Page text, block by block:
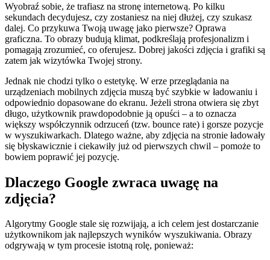
Wyobraź sobie, że trafiasz na stronę internetową. Po kilku
sekundach decydujesz, czy zostaniesz na niej dłużej, czy szukasz
dalej. Co przykuwa Twoją uwagę jako pierwsze? Oprawa
graficzna. To obrazy budują klimat, podkreślają profesjonalizm i
pomagają zrozumieć, co oferujesz. Dobrej jakości zdjęcia i grafiki są
zatem jak wizytówka Twojej strony.
Jednak nie chodzi tylko o estetykę. W erze przeglądania na
urządzeniach mobilnych zdjęcia muszą być szybkie w ładowaniu i
odpowiednio dopasowane do ekranu. Jeżeli strona otwiera się zbyt
długo, użytkownik prawdopodobnie ją opuści – a to oznacza
większy współczynnik odrzuceń (tzw. bounce rate) i gorsze pozycje
w wyszukiwarkach. Dlatego ważne, aby zdjęcia na stronie ładowały
się błyskawicznie i ciekawiły już od pierwszych chwil – pomoże to
bowiem poprawić jej pozycję.
Dlaczego Google zwraca uwagę na
zdjęcia?
Algorytmy Google stale się rozwijają, a ich celem jest dostarczanie
użytkownikom jak najlepszych wyników wyszukiwania. Obrazy
odgrywają w tym procesie istotną rolę, ponieważ: